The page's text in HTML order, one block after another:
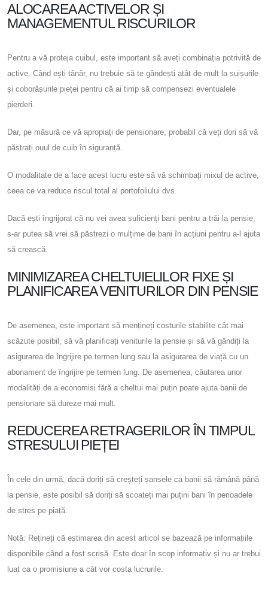
ALOCAREA ACTIVELOR ȘI
MANAGEMENTUL RISCURILOR
Pentru a vă proteja cuibul, este important să aveți combinația potrivită de
active. Când ești tânăr, nu trebuie să te gândești atât de mult la suișurile
și coborâșurile pieței pentru că ai timp să compensezi eventualele
pierderi.
Dar, pe măsură ce vă apropiați de pensionare, probabil că veți dori să vă
păstrați ouul de cuib în siguranță.
O modalitate de a face acest lucru este să vă schimbați mixul de active,
ceea ce va reduce riscul total al portofoliului dvs.
Dacă ești îngrijorat că nu vei avea suficienți bani pentru a trăi la pensie,
s-ar putea să vrei să păstrezi o mulțime de bani în acțiuni pentru a-l ajuta
să crească.
MINIMIZAREA CHELTUIELILOR FIXE ȘI
PLANIFICAREA VENITURILOR DIN PENSIE
De asemenea, este important să mențineți costurile stabilite cât mai
scăzute posibil, să vă planificați veniturile la pensie și să vă gândiți la
asigurarea de îngrijire pe termen lung sau la asigurarea de viață cu un
abonament de îngrijire pe termen lung. De asemenea, căutarea unor
modalități de a economisi fără a cheltui mai puțin poate ajuta banii de
pensionare să dureze mai mult.
REDUCEREA RETRAGERILOR ÎN TIMPUL
STRESULUI PIEȚEI
În cele din urmă, dacă doriți să creșteți șansele ca banii să rămână până
la pensie, este posibil să doriți să scoateți mai puțini bani în perioadele
de stres pe piață.
Notă: Rețineți că estimarea din acest articol se bazează pe informațiile
disponibile când a fost scrisă. Este doar în scop informativ și nu ar trebui
luat ca o promisiune a cât vor costa lucrurile.